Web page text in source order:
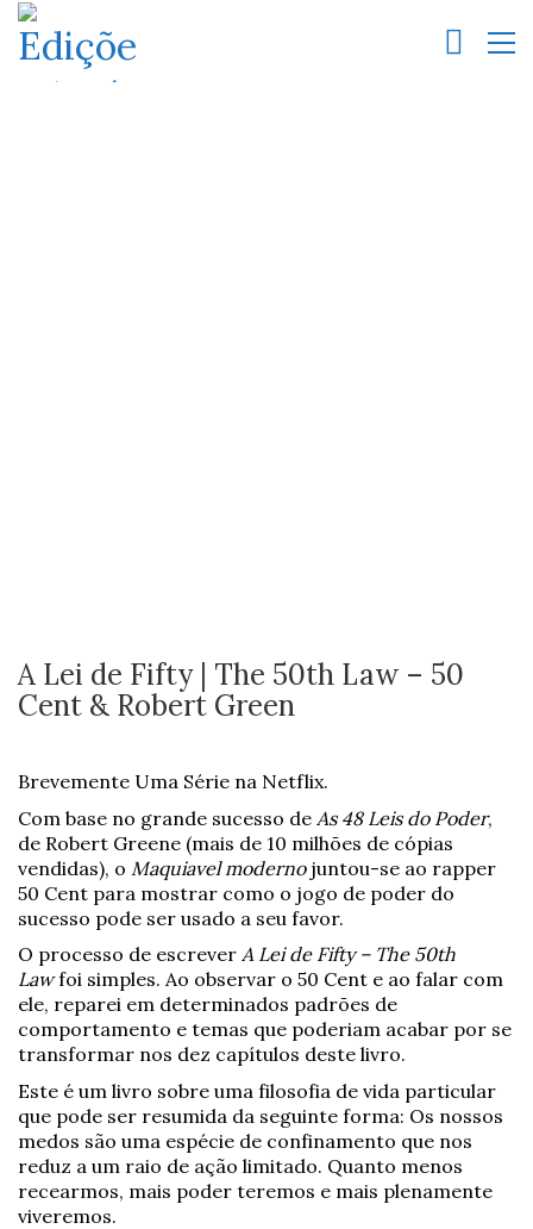
A Lei de Fifty | The 50th Law – 50
Cent & Robert Green
Brevemente Uma Série na Netflix.
Com base no grande sucesso de As 48 Leis do Poder,
de Robert Greene (mais de 10 milhões de cópias
vendidas), o Maquiavel modernojuntou-se ao rapper
50 Cent para mostrar como o jogo de poder do
sucesso pode ser usado a seu favor.
O processo de escrever A Lei de Fifty – The 50th
Lawfoi simples. Ao observar o 50 Cent e ao falar com
ele, reparei em determinados padrões de
comportamento e temas que poderiam acabar por se
transformar nos dez capítulos deste livro.
Este é um livro sobre uma filosofia de vida particular
que pode ser resumida da seguinte forma: Os nossos
medos são uma espécie de confinamento que nos
reduz a um raio de ação limitado. Quanto menos
recearmos, mais poder teremos e mais plenamente
viveremos.